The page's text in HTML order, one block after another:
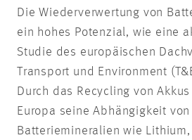
Die Wiederverwertung von
ein hohes Potenzial, wie eine
Studie des europäischen
Transport und Environment
Durch das Recycling von
Europa seine Abhängigkeit
Batteriemineralien wie